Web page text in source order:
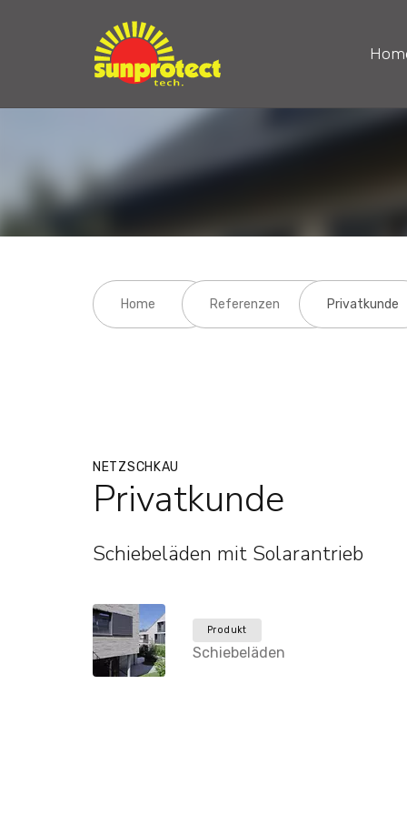
Home Referenzen Privatkunde
NETZSCHKAU
Privatkunde
Schiebeläden mit Solarantrieb
Produkt
Schiebeläden